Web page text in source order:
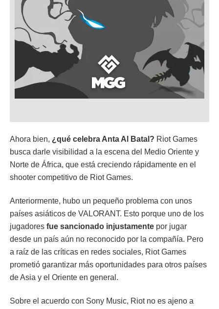
Ahora bien, ¿qué celebra Anta Al Batal? Riot Games
busca darle visibilidad a la escena del Medio Oriente y
Norte de África, que está creciendo rápidamente en el
shooter competitivo de Riot Games.
Anteriormente, hubo un pequeño problema con unos
países asiáticos de VALORANT. Esto porque uno de los
jugadores fue sancionado injustamente por jugar
desde un país aún no reconocido por la compañía. Pero
a raíz de las críticas en redes sociales, Riot Games
prometió garantizar más oportunidades para otros países
de Asia y el Oriente en general.
Sobre el acuerdo con Sony Music, Riot no es ajeno a